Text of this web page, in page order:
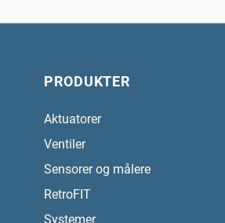
PRODUKTER
Aktuatorer
Ventiler
Sensorer og målere
RetroFIT
Systemer